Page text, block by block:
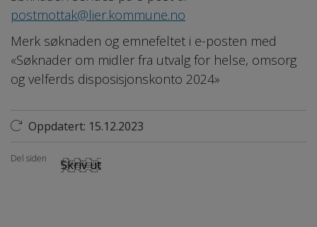
postmottak@lier.kommune.no
Merk søknaden og emnefeltet i e-posten med
«Søknader om midler fra utvalg for helse, omsorg
og velferds disposisjonskonto 2024»
Oppdatert: 15.12.2023
Del siden Skriv ut